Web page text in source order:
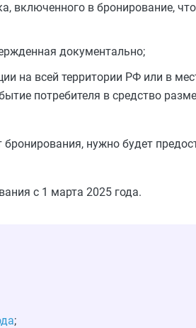
включенного в бронирование,
документально;
на всей территории РФ или в
потребителя в средство
нужно будет
с 1 марта 2025 года.
;